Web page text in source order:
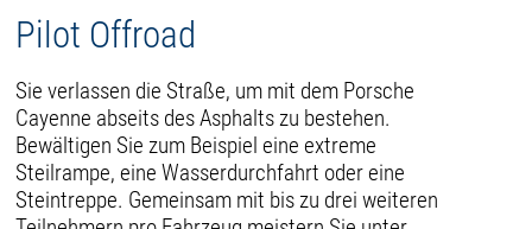
Pilot Offroad
Sie verlassen die Straße, um mit dem Porsche
Cayenne abseits des Asphalts zu bestehen.
Bewältigen Sie zum Beispiel eine extreme
Steilrampe, eine Wasserdurchfahrt oder eine
Steintreppe. Gemeinsam mit bis zu drei weiteren